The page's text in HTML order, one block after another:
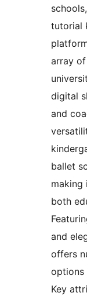
tutorial
array
digital
and
ballet
making
both
and
offers
options
Key